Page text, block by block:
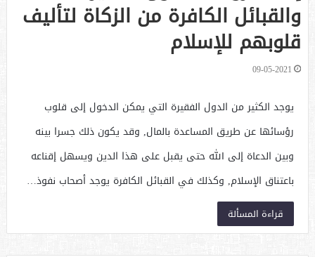
والقبائل الكافرة من الزكاة لتأليف
قلوبهم للإسلام
09-05-2021
يوجد الكثير من الدول الفقيرة التي يمكن الدخول إلى قلوب
رؤسائها عن طريق المساعدة بالمال, وقد يكون ذلك جسرا بينه
وبين الدعاة إلى الله حتى يقبل على هذا الدين ويسهل إقناعه
باعتناق الإسلام, وكذلك في القبائل الكافرة يوجد أصحاب نفوذ…
قراءة المسألة